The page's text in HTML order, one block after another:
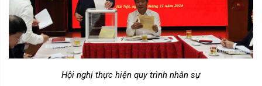
Hội nghị thực hiện quy trình nhân sự